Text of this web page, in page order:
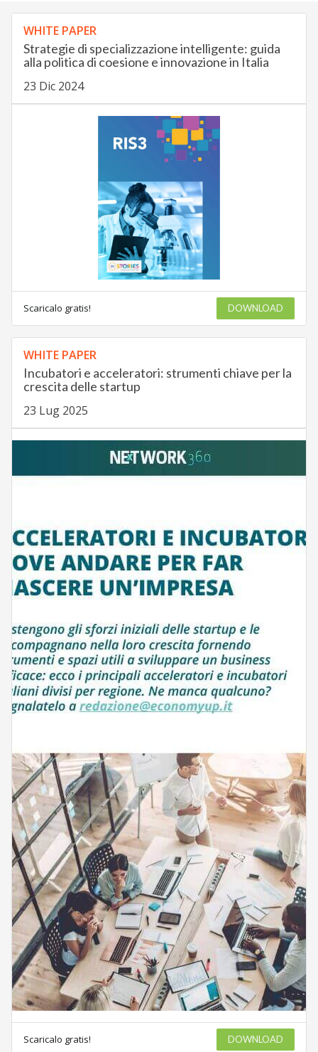
WHITE PAPER
Strategie di specializzazione intelligente: guida
alla politica di coesione e innovazione in Italia
23 Dic 2024
Scaricalo gratis! DOWNLOAD
WHITE PAPER
Incubatori e acceleratori: strumenti chiave per la
crescita delle startup
23 Lug 2025
Scaricalo gratis! DOWNLOAD